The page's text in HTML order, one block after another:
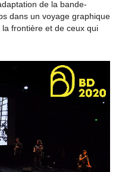
de la bande-
dans un voyage graphique
frontière et de ceux qui